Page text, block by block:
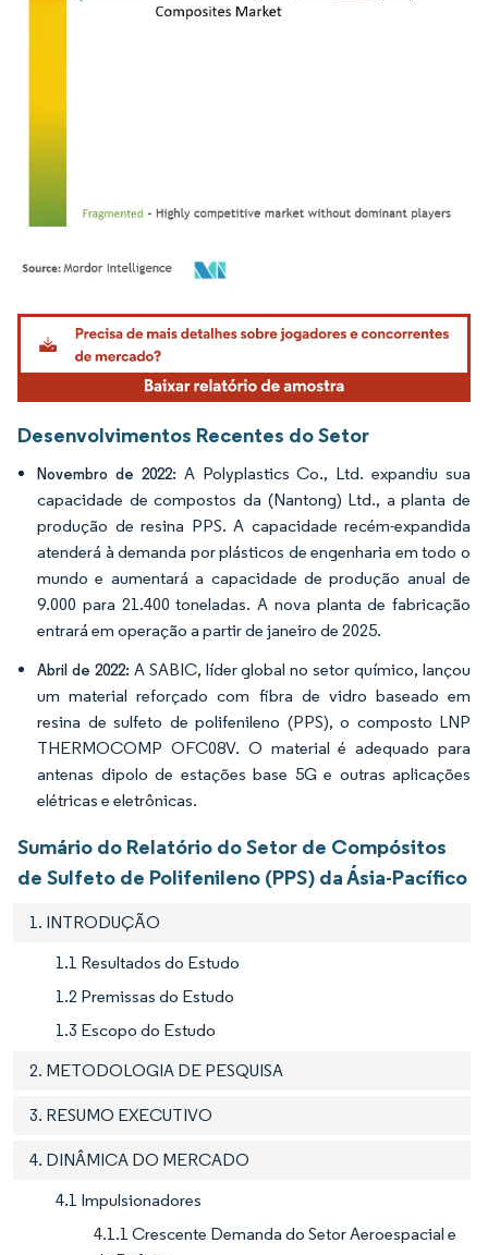
Imagem © Mordor Intelligence. O reuso requer atribuição conforme CC BY 4.0.
Desenvolvimentos Recentes do Setor
Novembro de 2022: A Polyplastics Co., Ltd. expandiu sua
capacidade de compostos da (Nantong) Ltd., a planta de
produção de resina PPS. A capacidade recém-expandida
atenderá à demanda por plásticos de engenharia em todo o
mundo e aumentará a capacidade de produção anual de
9.000 para 21.400 toneladas. A nova planta de fabricação
entrará em operação a partir de janeiro de 2025.
Abril de 2022: A SABIC, líder global no setor químico, lançou
um material reforçado com fibra de vidro baseado em
resina de sulfeto de polifenileno (PPS), o composto LNP
THERMOCOMP OFC08V. O material é adequado para
antenas dipolo de estações base 5G e outras aplicações
elétricas e eletrônicas.
Sumário do Relatório do Setor de Compósitos
de Sulfeto de Polifenileno (PPS) da Ásia-Pacífico
1. INTRODUÇÃO
1.1 Resultados do Estudo
1.2 Premissas do Estudo
1.3 Escopo do Estudo
2. METODOLOGIA DE PESQUISA
3. RESUMO EXECUTIVO
4. DINÂMICA DO MERCADO
4.1 Impulsionadores
4.1.1 Crescente Demanda do Setor Aeroespacial e